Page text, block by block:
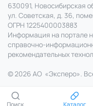
Поиск Каталог
630091, Новосибирская
ул. Советская, д. 36,
ОГРН 1225400003883
Информация на портале
рекомендательных
© 2026 АО «Эксперо».